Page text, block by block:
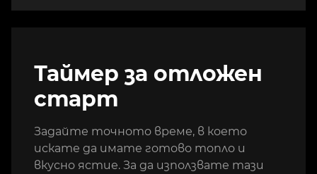
Таймер за отложен
старт
Задайте точното време, в което
искате да имате готово топло и
вкусно ястие. За да използвате тази